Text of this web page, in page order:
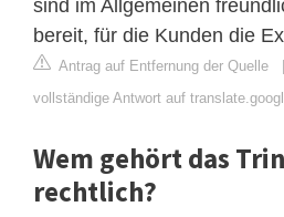
sind im Allgemeinen
bereit, für die Kunden die
Antrag auf Entfernung der Quelle
vollständige Antwort auf
Wem gehört das
rechtlich?